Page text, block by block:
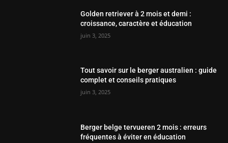
Golden retriever à 2 mois et demi :
croissance, caractère et éducation
juin 3, 2025
Tout savoir sur le berger australien : guide
complet et conseils pratiques
juin 3, 2025
Berger belge tervueren 2 mois : erreurs
fréquentes à éviter en éducation